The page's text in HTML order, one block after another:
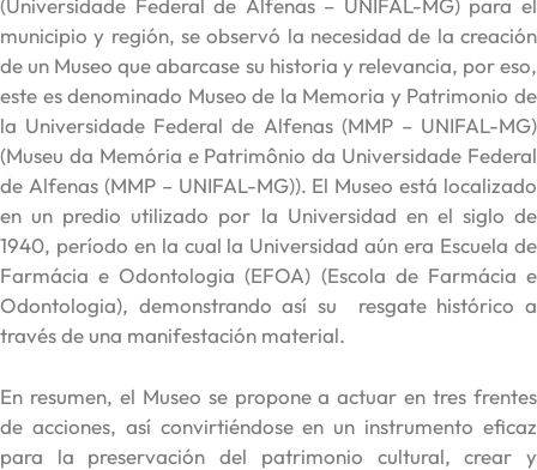
(Universidade Federal de Alfenas – UNIFAL-MG) para el
municipio y región, se observó la necesidad de la creación
de un Museo que abarcase su historia y relevancia, por eso,
este es denominado Museo de la Memoria y Patrimonio de
la Universidade Federal de Alfenas (MMP – UNIFAL-MG)
(Museu da Memória e Patrimônio da Universidade Federal
de Alfenas (MMP – UNIFAL-MG)). El Museo está localizado
en un predio utilizado por la Universidad en el siglo de
1940, período en la cual la Universidad aún era Escuela de
Farmácia e Odontologia (EFOA) (Escola de Farmácia e
Odontologia), demonstrando así su resgate histórico a
través de una manifestación material.
En resumen, el Museo se propone a actuar en tres frentes
de acciones, así convirtiéndose en un instrumento eficaz
para la preservación del patrimonio cultural, crear y